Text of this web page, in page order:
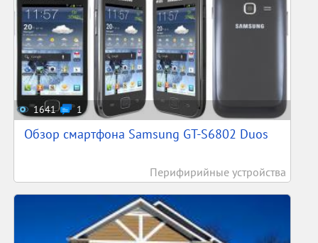
1641 1
Обзор смартфона Samsung GT-S6802 Duos
Перифирийные устройства